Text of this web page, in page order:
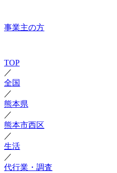
事業主の方
TOP
／
全国
／
熊本県
／
熊本市西区
／
生活
／
代行業・調査